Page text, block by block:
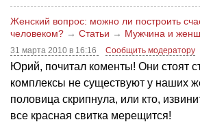
Женский вопрос: можно ли построить
человеком? → Статьи → Мужчина и
31 марта 2010 в 16:16 Сообщить модератору
Юрий, почитал коменты! Они стоят
комплексы не существуют у наших
половица скрипнула, или кто,
все красная свитка мерещится!